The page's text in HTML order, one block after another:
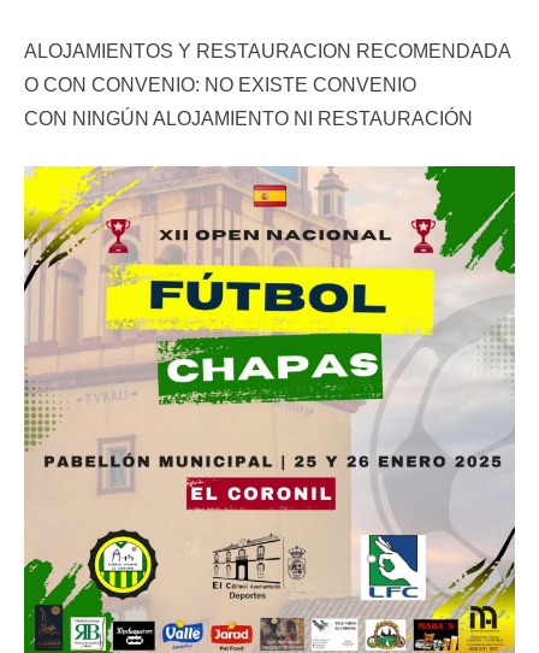
ALOJAMIENTOS Y RESTAURACION RECOMENDADA
O CON CONVENIO: NO EXISTE CONVENIO
CON NINGÚN ALOJAMIENTO NI RESTAURACIÓN